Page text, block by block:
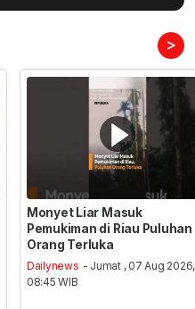
>
Monyet Liar Masuk
Pemukiman di Riau Puluhan
Orang Terluka
Dailynews - Jumat , 07 Aug 2026,
08:45 WIB